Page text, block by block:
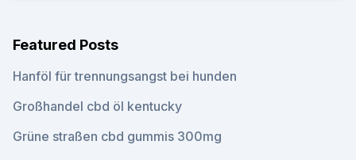
Featured Posts
Hanföl für trennungsangst bei hunden
Großhandel cbd öl kentucky
Grüne straßen cbd gummis 300mg